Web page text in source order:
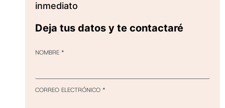
inmediato
Deja tus datos y te contactaré
NOMBRE *
CORREO ELECTRÓNICO *